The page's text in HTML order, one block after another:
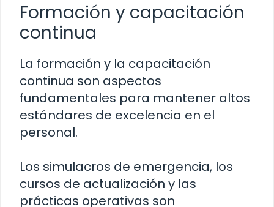
Formación y capacitación
continua
La formación y la capacitación
continua son aspectos
fundamentales para mantener altos
estándares de excelencia en el
personal.
Los simulacros de emergencia, los
cursos de actualización y las
prácticas operativas son